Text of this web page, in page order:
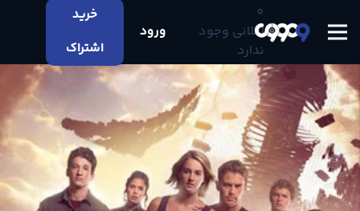
0
اعلانی وجود
ندارد
ورود
خرید
اشتراک